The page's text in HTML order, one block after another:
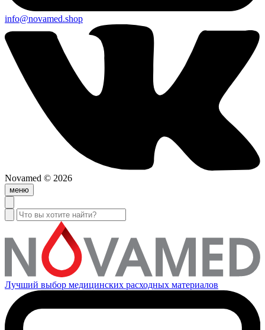
info@novamed.shop
Novamed © 2026
меню
Лучший выбор медицинских расходных материалов